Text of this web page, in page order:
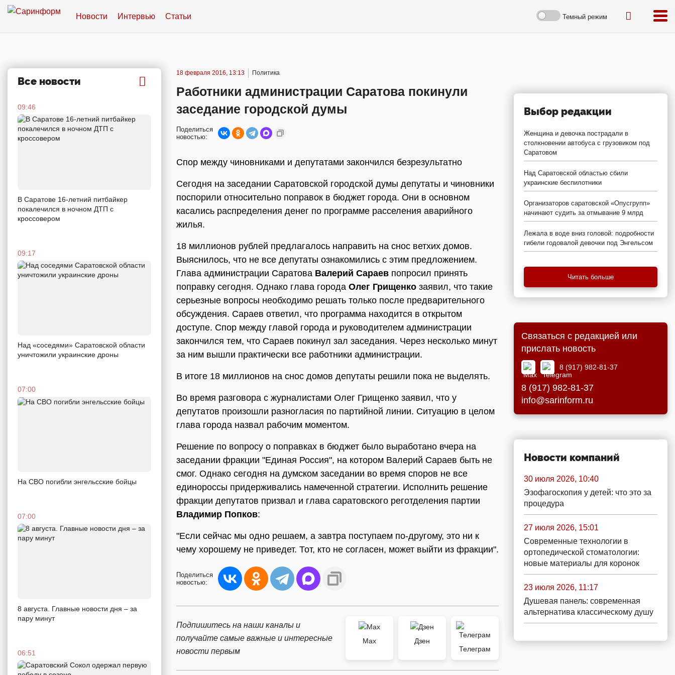
Новости Интервью Статьи Темный режим
Все новости
09:46
В Саратове 16-летний питбайкер
покалечился в ночном ДТП с
кроссовером
09:17
Над «соседями» Саратовской области
уничтожили украинские дроны
07:00
На СВО погибли энгельсские бойцы
07:00
8 августа. Главные новости дня – за
пару минут
06:51
18 февраля 2016, 13:13 Политика
Работники администрации Саратова покинули
заседание городской думы
Поделиться
новостью:
Спор между чиновниками и депутатами закончился безрезультатно
Сегодня на заседании Саратовской городской думы депутаты и чиновники
поспорили относительно поправок в бюджет города. Они в основном
касались распределения денег по программе расселения аварийного
жилья.
18 миллионов рублей предлагалось направить на снос ветхих домов.
Выяснилось, что не все депутаты ознакомились с этим предложением.
Глава администрации Саратова Валерий Сараев попросил принять
поправку сегодня. Однако глава города Олег Грищенко заявил, что такие
серьезные вопросы необходимо решать только после предварительного
обсуждения. Сараев ответил, что программа находится в открытом
доступе. Спор между главой города и руководителем администрации
закончился тем, что Сараев покинул зал заседания. Через несколько минут
за ним вышли практически все работники администрации.
В итоге 18 миллионов на снос домов депутаты решили пока не выделять.
Во время разговора с журналистами Олег Грищенко заявил, что у
депутатов произошли разногласия по партийной линии. Ситуацию в целом
глава города назвал рабочим моментом.
Решение по вопросу о поправках в бюджет было выработано вчера на
заседании фракции "Единая Россия", на котором Валерий Сараев быть не
смог. Однако сегодня на думском заседании во время споров не все
единороссы придерживались намеченной стратегии. Исполнить решение
фракции депутатов призвал и глава саратовского реготделения партии
Владимир Попков:
"Если сейчас мы одно решаем, а завтра поступаем по-другому, это ни к
чему хорошему не приведет. Тот, кто не согласен, может выйти из фракции".
Поделиться
новостью:
Подпишитесь на наши каналы и
получайте самые важные и интересные
новости первым
Max
Дзен
Телеграм
Выбор редакции
Женщина и девочка пострадали в
столкновении автобуса с грузовиком под
Саратовом
Над Саратовской областью сбили
украинские беспилотники
Организаторов саратовской «Опусгрупп»
начинают судить за отмывание 9 млрд
Лежала в воде вниз головой: подробности
гибели годовалой девочки под Энгельсом
Читать больше
Связаться с редакцией или
прислать новость
8 (917) 982-81-37
8 (917) 982-81-37
info@sarinform.ru
Новости компаний
30 июля 2026, 10:40
Эзофагоскопия у детей: что это за
процедура
27 июля 2026, 15:01
Современные технологии в
ортопедической стоматологии:
новые материалы для коронок
23 июля 2026, 11:17
Душевая панель: современная
альтернатива классическому душу